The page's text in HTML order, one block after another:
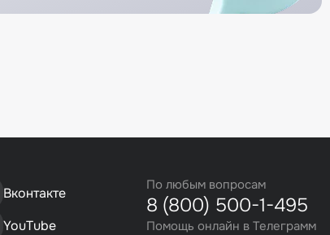
Вконтакте
YouTube
По любым вопросам
8 (800) 500-1-495
Помощь онлайн в Телеграмм